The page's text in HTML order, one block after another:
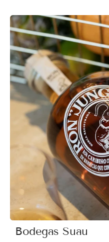
Bodegas Suau